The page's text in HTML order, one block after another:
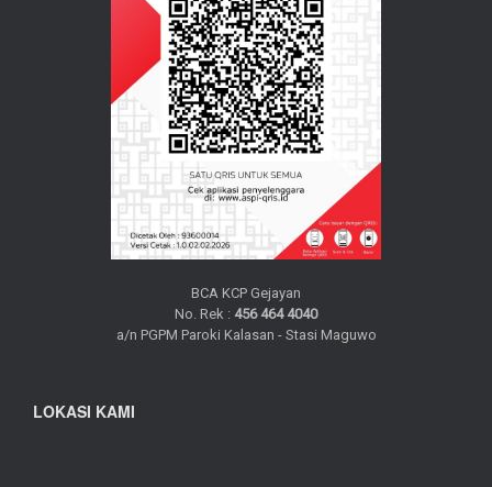
BCA KCP Gejayan
No. Rek : 456 464 4040
a/n PGPM Paroki Kalasan - Stasi Maguwo
LOKASI KAMI